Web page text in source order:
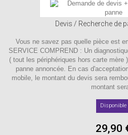
Devis / Recherche de
Vous ne savez pas quelle pièce est
SERVICE COMPREND : Un
( tout les périphériques hors carte mère
panne annoncée. En cas
mobile, le montant du devis sera
montant
Disponible
29,90